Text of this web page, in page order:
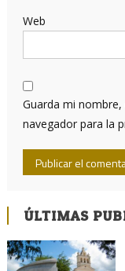
Web
Guarda mi
navegador para la
ÚLTIMAS